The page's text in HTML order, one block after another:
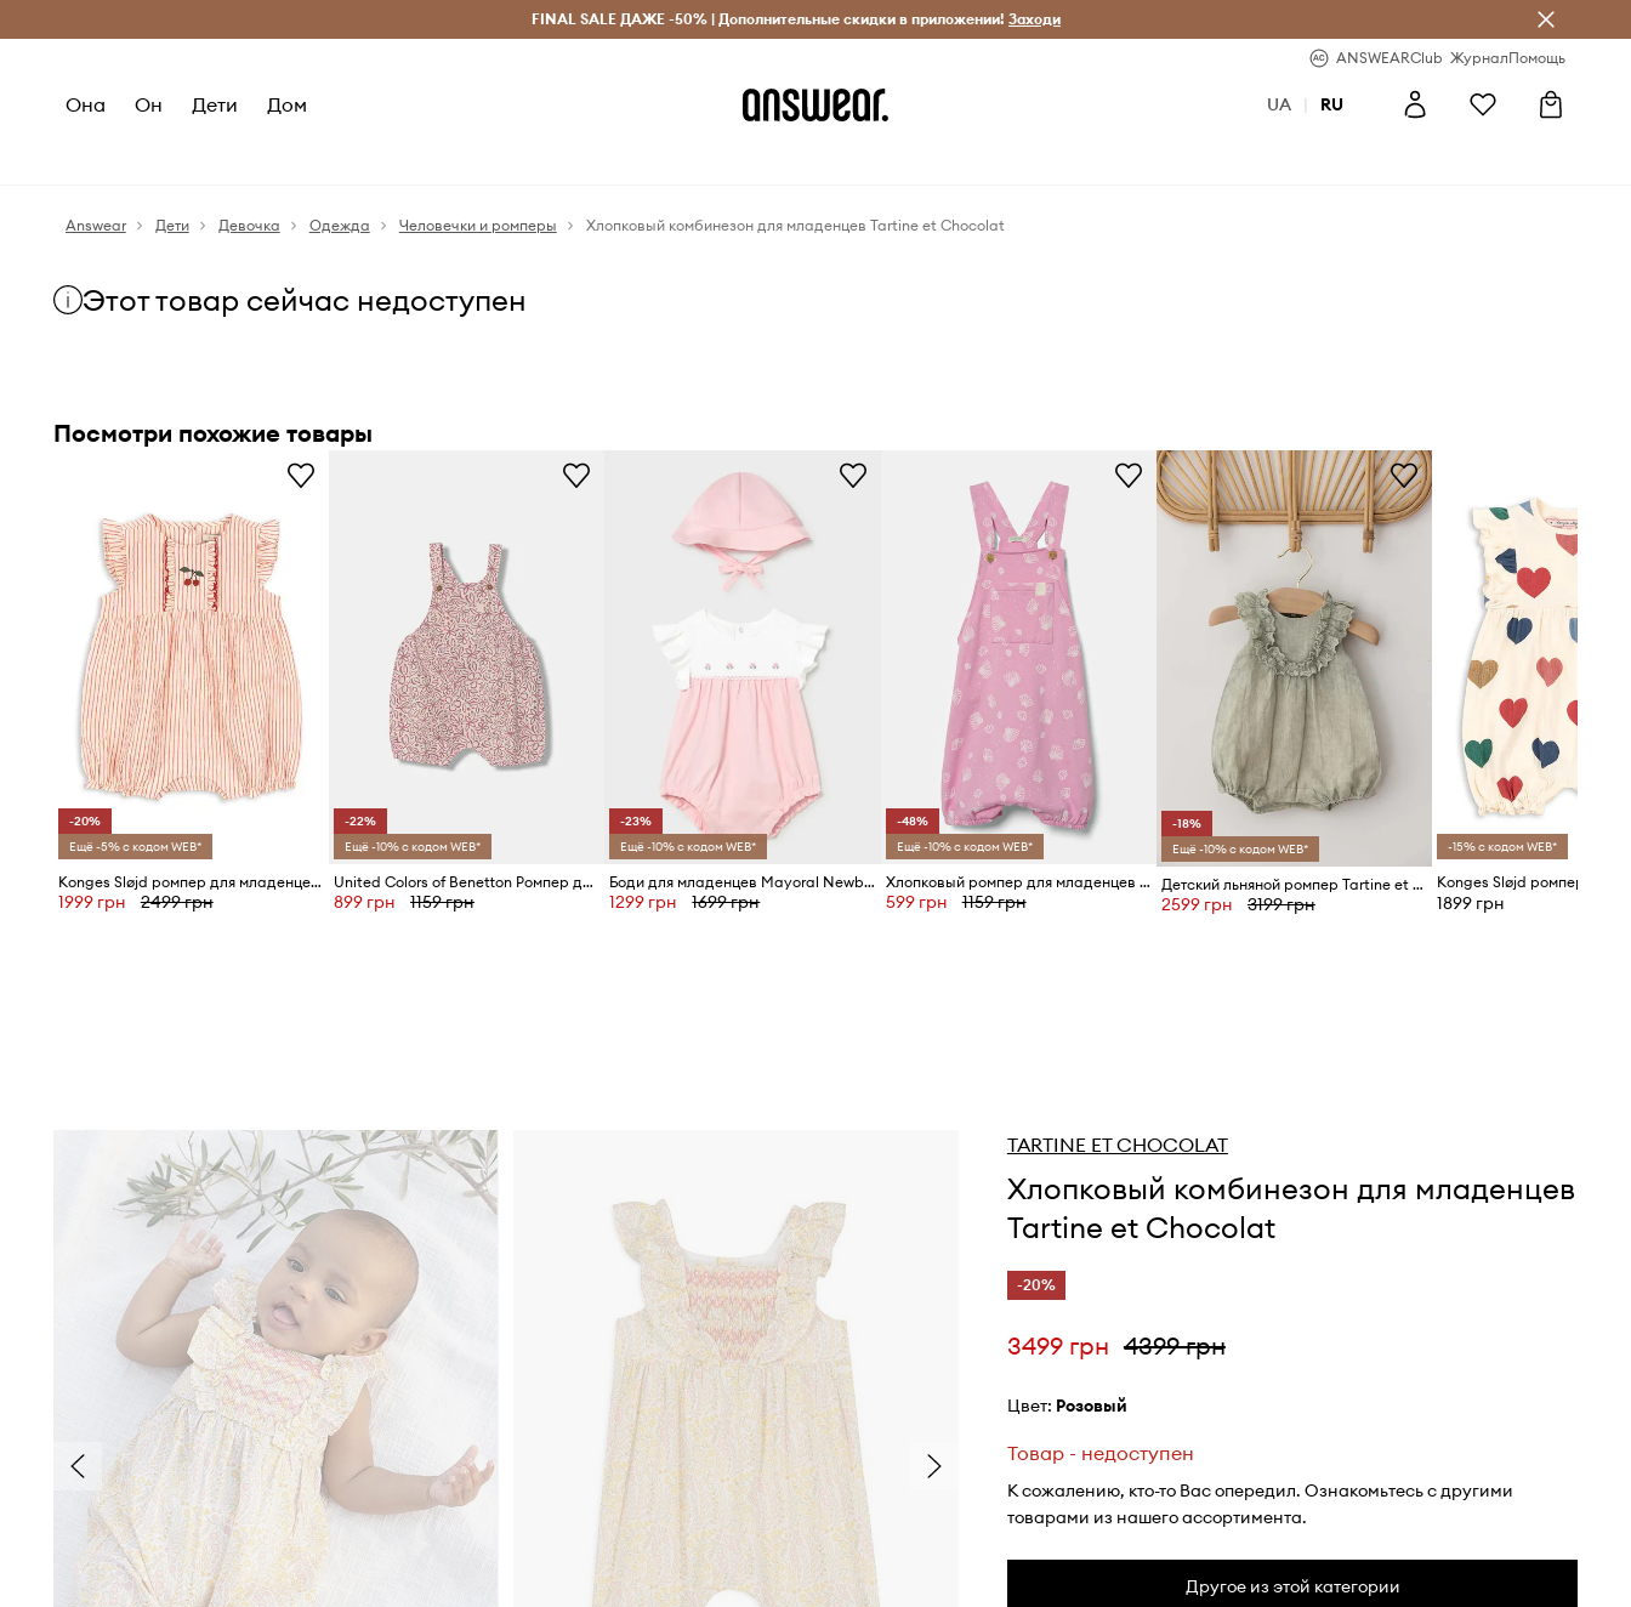
Бесплатная доставка из ЕС (от 2800 грн) Исключительно оригинальные товары Экономь с Answear Club
FINAL SALE ДАЖЕ -50% | Дополнительные скидки в приложении! Заходи
ANSWEARClub ЖурналПомощь
Она Он Дети Дом UA | RU
Answear Дети Девочка Одежда Человечки и ромперы Хлопковый комбинезон для младенцев Tartine et Chocolat
Этот товар сейчас недоступен
Посмотри похожие товары
-20%
Ещё -5% с кодом WEB*
Konges Sløjd ромпер для младенцев из хлопка ELLIE FRILL ROMPER GOTS
1999 грн 2499 грн
-22%
Ещё -10% с кодом WEB*
United Colors of Benetton Ромпер для детей из хлопка
899 грн 1159 грн
-23%
Ещё -10% с кодом WEB*
Боди для младенцев Mayoral Newborn
1299 грн 1699 грн
-48%
Ещё -10% с кодом WEB*
Хлопковый ромпер для младенцев United Colors of Benetton
599 грн 1159 грн
-18%
Ещё -10% с кодом WEB*
Детский льняной ромпер Tartine et Chocolat
2599 грн 3199 грн
-15% с кодом WEB*
1899 грн
TARTINE ET CHOCOLAT
Хлопковый комбинезон для младенцев
Tartine et Chocolat
-20%
3499 грн 4399 грн
Цвет: розовый
Товар - недоступен
К сожалению, кто-то Вас опередил. Ознакомьтесь с другими
товарами из нашего ассортимента.
Другое из этой категории